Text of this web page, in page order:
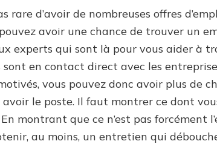
rare d’avoir de nombreuses offres
avoir une chance de trouver un
experts qui sont là pour vous aider à
en contact direct avec les
vous pouvez donc avoir plus de
le poste. Il faut montrer ce dont
montrant que ce n’est pas forcément
au moins, un entretien qui